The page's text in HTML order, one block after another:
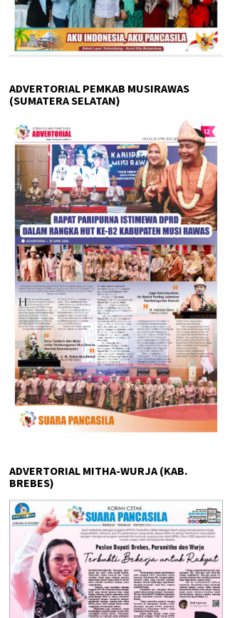
ADVERTORIAL PEMKAB MUSIRAWAS
(SUMATERA SELATAN)
ADVERTORIAL MITHA-WURJA (KAB.
BREBES)